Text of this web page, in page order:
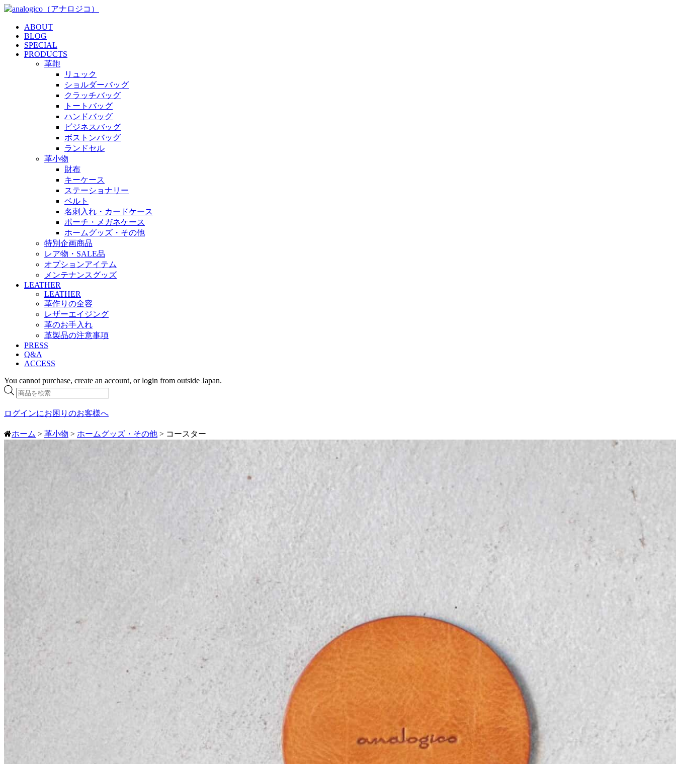
ABOUT
BLOG
SPECIAL
PRODUCTS
革鞄
リュック
ショルダーバッグ
クラッチバッグ
トートバッグ
ハンドバッグ
ビジネスバッグ
ボストンバッグ
ランドセル
革小物
財布
キーケース
ステーショナリー
ベルト
名刺入れ・カードケース
ポーチ・メガネケース
ホームグッズ・その他
特別企画商品
レア物・SALE品
オプションアイテム
メンテナンスグッズ
LEATHER
LEATHER
革作りの全容
レザーエイジング
革のお手入れ
革製品の注意事項
PRESS
Q&A
ACCESS
You cannot purchase, create an account, or login from outside Japan.
商
品
検
ログインにお困りのお客様へ
ホーム > 革小物 > ホームグッズ・その他 > コースター